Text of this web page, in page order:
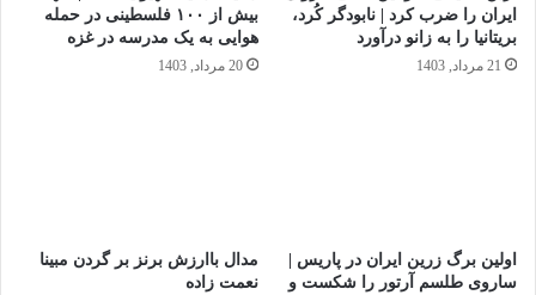
ایران را ضرب کرد | نابودگر کُرد،
بریتانیا را به زانو درآورد
21 مرداد, 1403
بیش از ۱۰۰ فلسطینی در حمله
هوایی به یک مدرسه در غزه
20 مرداد, 1403
اولین برگ زرین ایران در پاریس |
ساروی طلسم آرتور را شکست و
مدال باارزش برنز بر گردن مبینا
نعمت‌ زاده